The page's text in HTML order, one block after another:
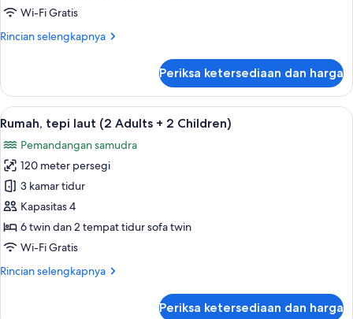
Wi-Fi Gratis
Rincian selengkapnya
Rincian
Apartemen,
tepi
laut
Periksa ketersediaan dan harga
Lihat
semua
foto
untuk
Rumah,
tepi
laut
(2
+
13
Rumah, tepi laut (2 Adults + 2 Children)
Pemandangan samudra
120 meter persegi
3 kamar tidur
Kapasitas 4
6 twin dan 2 tempat tidur sofa twin
Wi-Fi Gratis
Rincian selengkapnya
Rincian
Periksa ketersediaan dan harga